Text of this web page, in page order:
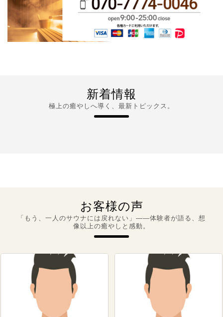
新着情報
極上の癒やしへ導く、最新トピックス。
お客様の声
「もう、一人のサウナには戻れない」――体験者が語る、想
像以上の癒やしと感動。